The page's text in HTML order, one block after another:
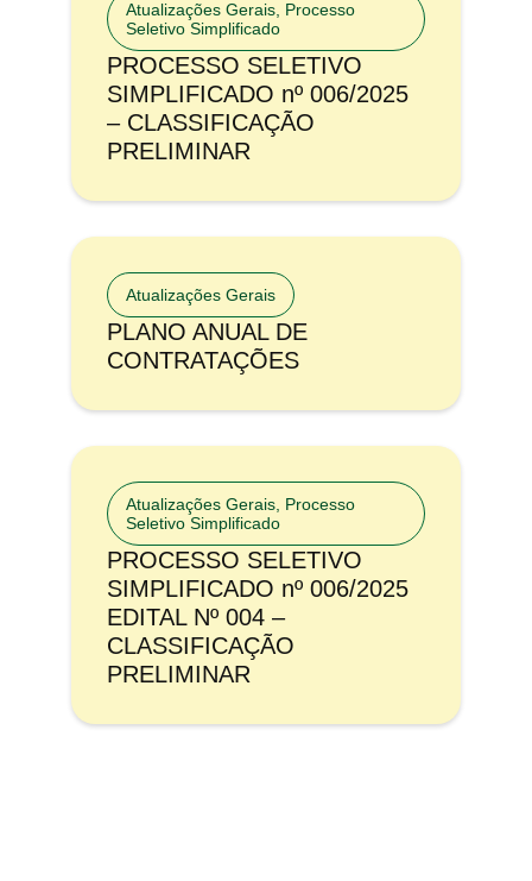
Atualizações Gerais Processo
Seletivo Simplificado
PROCESSO SELETIVO
SIMPLIFICADO nº 006/2025
– CLASSIFICAÇÃO
PRELIMINAR
Atualizações Gerais
PLANO ANUAL DE
CONTRATAÇÕES
Atualizações Gerais Processo
Seletivo Simplificado
PROCESSO SELETIVO
SIMPLIFICADO nº 006/2025
EDITAL Nº 004 –
CLASSIFICAÇÃO
PRELIMINAR